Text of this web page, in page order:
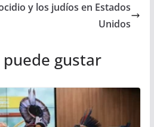
y los judíos en Estados
Unidos
gustar